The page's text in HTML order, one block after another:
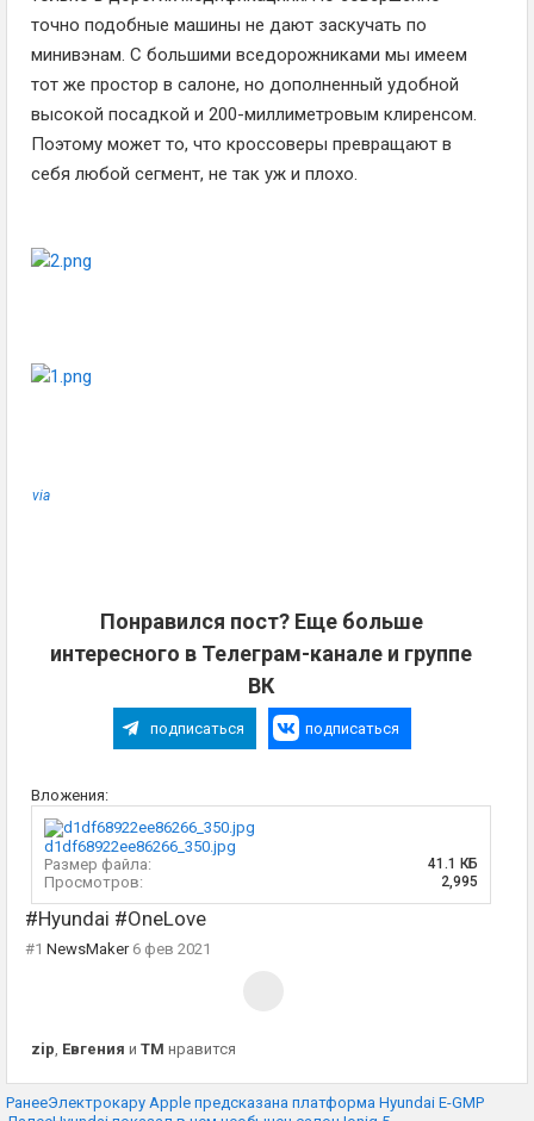
точно подобные машины не дают заскучать по
минивэнам. С большими вседорожниками мы имеем
тот же простор в салоне, но дополненный удобной
высокой посадкой и 200-миллиметровым клиренсом.
Поэтому может то, что кроссоверы превращают в
себя любой сегмент, не так уж и плохо.
via
Понравился пост? Еще больше
интересного в Телеграм-канале и группе
ВК
подписаться подписаться
Вложения:
d1df68922ee86266_350.jpg
Размер файла:
41.1 КБ
Просмотров: 2,995
#Hyundai #OneLove
#1 NewsMaker 6 фев 2021
zip Евгения и TM нравится
РанееЭлектрокару Apple предсказана платформа Hyundai E-GMP